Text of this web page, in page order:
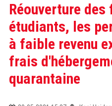
Réouverture
étudiants, les
à faible revenu
frais
quarantaine